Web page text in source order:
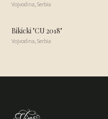
Vojvodina,Serbia
Bikicki "CU 2018"
Vojvodina,Serbia